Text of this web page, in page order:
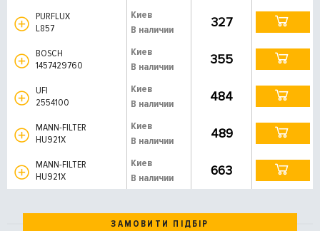
PURFLUX
L857
Киев
В наличии
327
BOSCH
1457429760
Киев
В наличии
355
UFI
2554100
Киев
В наличии
484
MANN-FILTER
HU921X
Киев
В наличии
489
MANN-FILTER
HU921X
Киев
В наличии
663
ЗАМОВИТИ ПІДБІР